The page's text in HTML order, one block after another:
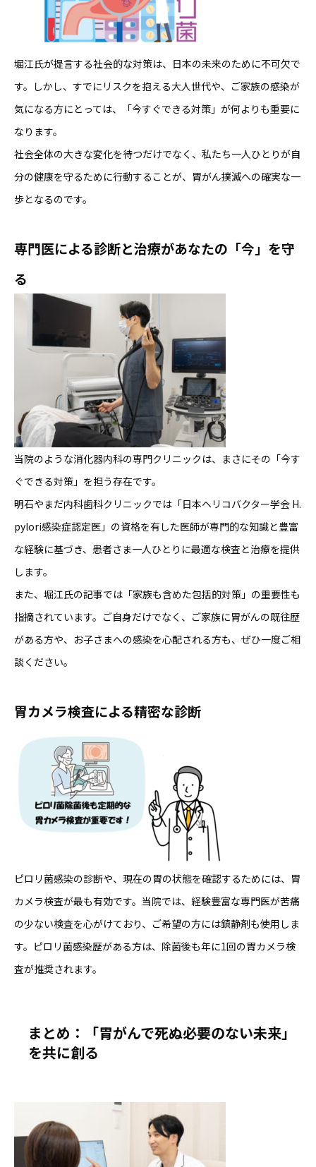
堀江氏が提言する社会的な対策は、日本の未来のために不可欠で
す。しかし、すでにリスクを抱える大人世代や、ご家族の感染が
気になる方にとっては、「今すぐできる対策」が何よりも重要に
なります。
社会全体の大きな変化を待つだけでなく、私たち一人ひとりが自
分の健康を守るために行動することが、胃がん撲滅への確実な一
歩となるのです。
専門医による診断と治療があなたの「今」を守
る
当院のような消化器内科の専門クリニックは、まさにその「今す
ぐできる対策」を担う存在です。
明石やまだ内科歯科クリニックでは「日本ヘリコバクター学会 H.
pylori感染症認定医」の資格を有した医師が専門的な知識と豊富
な経験に基づき、患者さま一人ひとりに最適な検査と治療を提供
します。
また、堀江氏の記事では「家族も含めた包括的対策」の重要性も
指摘されています。ご自身だけでなく、ご家族に胃がんの既往歴
がある方や、お子さまへの感染を心配される方も、ぜひ一度ご相
談ください。
胃カメラ検査による精密な診断
ピロリ菌感染の診断や、現在の胃の状態を確認するためには、胃
カメラ検査が最も有効です。当院では、経験豊富な専門医が苦痛
の少ない検査を心がけており、ご希望の方には鎮静剤も使用しま
す。ピロリ菌感染歴がある方は、除菌後も年に1回の胃カメラ検
査が推奨されます。
まとめ：「胃がんで死ぬ必要のない未来」
を共に創る